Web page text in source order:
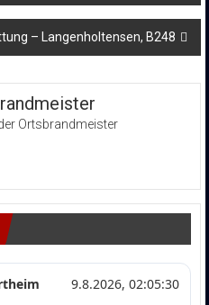
– Langenholtensen, B248
Ortsbrandmeister
9.8.2026, 02:05:30